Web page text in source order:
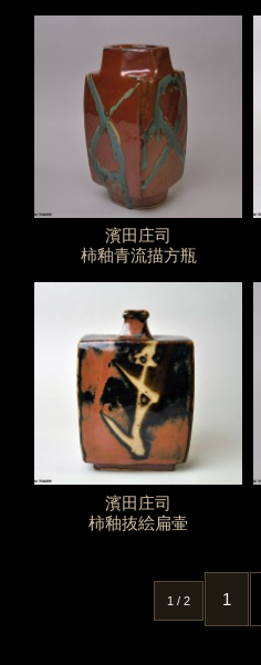
濱田庄司
柿釉青流描方瓶
濱田庄司
柿釉抜絵扁壷
1 / 2 1